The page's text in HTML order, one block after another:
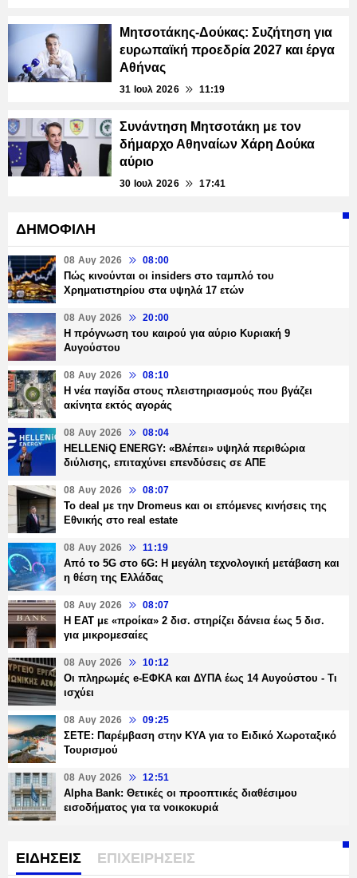
Μητσοτάκης-Δούκας: Συζήτηση για
ευρωπαϊκή προεδρία 2027 και έργα
Αθήνας
31 Ιουλ 2026 11:19
Συνάντηση Μητσοτάκη με τον
δήμαρχο Αθηναίων Χάρη Δούκα
αύριο
30 Ιουλ 2026 17:41
ΔΗΜΟΦΙΛΗ
08 Αυγ 2026 08:00
Πώς κινούνται οι insiders στο ταμπλό του
Χρηματιστηρίου στα υψηλά 17 ετών
08 Αυγ 2026 20:00
Η πρόγνωση του καιρού για αύριο Κυριακή 9
Αυγούστου
08 Αυγ 2026 08:10
Η νέα παγίδα στους πλειστηριασμούς που βγάζει
ακίνητα εκτός αγοράς
08 Αυγ 2026 08:04
HELLENiQ ENERGY: «Βλέπει» υψηλά περιθώρια
διύλισης, επιταχύνει επενδύσεις σε ΑΠΕ
08 Αυγ 2026 08:07
Το deal με την Dromeus και οι επόμενες κινήσεις της
Εθνικής στο real estate
08 Αυγ 2026 11:19
Από το 5G στο 6G: Η μεγάλη τεχνολογική μετάβαση και
η θέση της Ελλάδας
08 Αυγ 2026 08:07
Η ΕΑΤ με «προίκα» 2 δισ. στηρίζει δάνεια έως 5 δισ.
για μικρομεσαίες
08 Αυγ 2026 10:12
Οι πληρωμές e-ΕΦΚΑ και ΔΥΠΑ έως 14 Αυγούστου - Τι
ισχύει
08 Αυγ 2026 09:25
ΣΕΤΕ: Παρέμβαση στην ΚΥΑ για το Ειδικό Χωροταξικό
Τουρισμού
08 Αυγ 2026 12:51
Alpha Bank: Θετικές οι προοπτικές διαθέσιμου
εισοδήματος για τα νοικοκυριά
ΕΙΔΗΣΕΙΣ ΕΠΙΧΕΙΡΗΣΕΙΣ